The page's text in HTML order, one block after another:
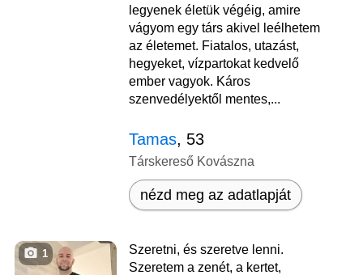
legyenek életük végéig, amire
vágyom egy társ akivel leélhetem
az életemet. Fiatalos, utazást,
hegyeket, vízpartokat kedvelő
ember vagyok. Káros
szenvedélyektől mentes,...
Tamas, 53
Társkereső Kovászna
nézd meg az adatlapját
1
Szeretni, és szeretve lenni.
Szeretem a zenét, a kertet,